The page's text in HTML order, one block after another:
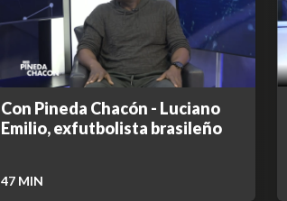
Con Pineda Chacón - Luciano
Emilio, exfutbolista brasileño
47 MIN